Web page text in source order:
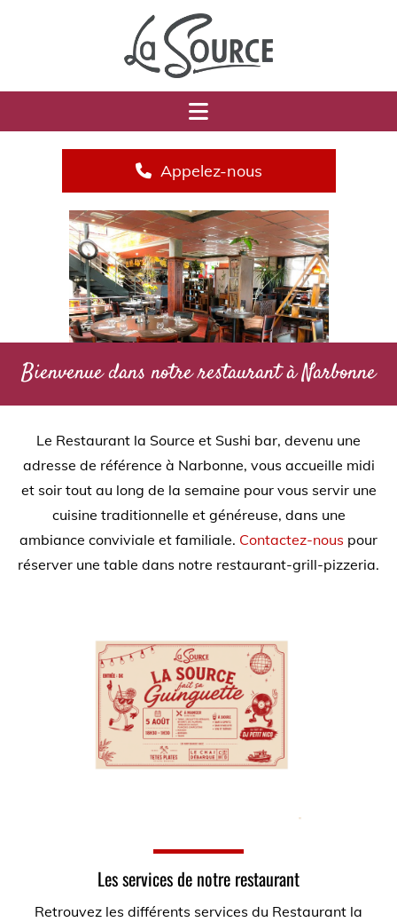
Appelez-nous
Bienvenue dans notre restaurant à Narbonne
Le Restaurant la Source et Sushi bar, devenu une
adresse de référence à Narbonne, vous accueille midi
et soir tout au long de la semaine pour vous servir une
cuisine traditionnelle et généreuse, dans une
ambiance conviviale et familiale. Contactez-nous pour
réserver une table dans notre restaurant-grill-pizzeria.
Les services de notre restaurant
Retrouvez les différents services du Restaurant la